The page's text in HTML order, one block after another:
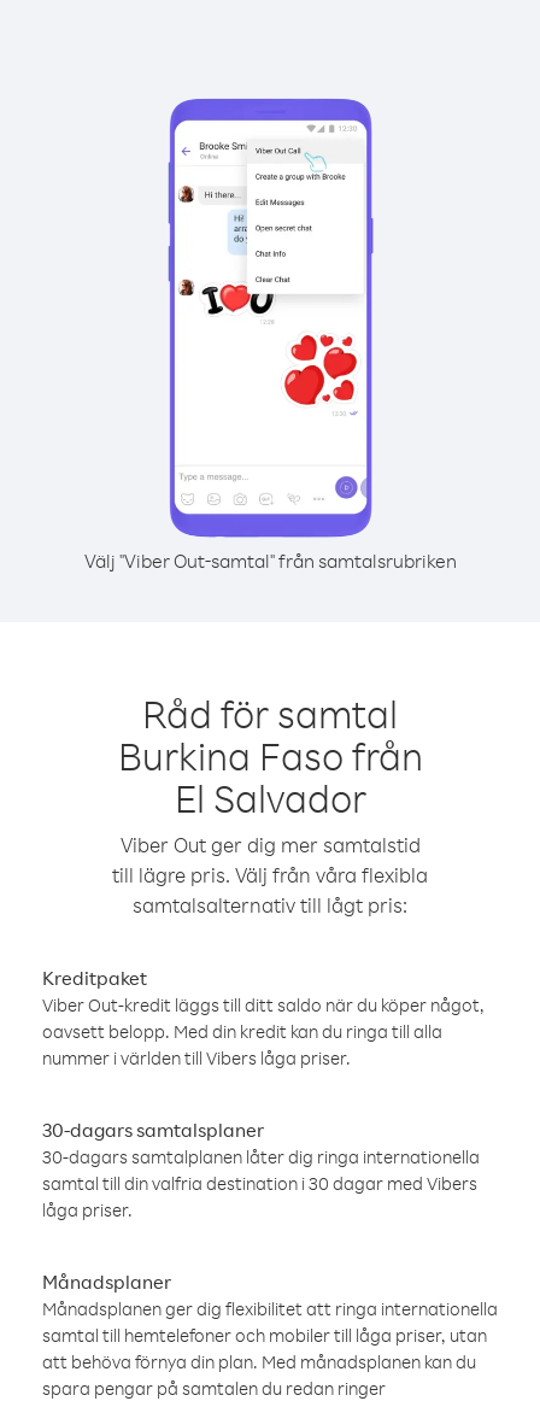
Välj "Viber Out-samtal" från samtalsrubriken
Råd för samtal
Burkina Faso från
El Salvador
Viber Out ger dig mer samtalstid
till lägre pris. Välj från våra flexibla
samtalsalternativ till lågt pris:
Kreditpaket
Viber Out-kredit läggs till ditt saldo när du köper något,
oavsett belopp. Med din kredit kan du ringa till alla
nummer i världen till Vibers låga priser.
30-dagars samtalsplaner
30-dagars samtalplanen låter dig ringa internationella
samtal till din valfria destination i 30 dagar med Vibers
låga priser.
Månadsplaner
Månadsplanen ger dig flexibilitet att ringa internationella
samtal till hemtelefoner och mobiler till låga priser, utan
att behöva förnya din plan. Med månadsplanen kan du
spara pengar på samtalen du redan ringer